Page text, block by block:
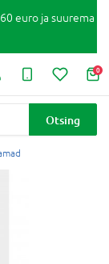
euro ja suurema
0
Otsing